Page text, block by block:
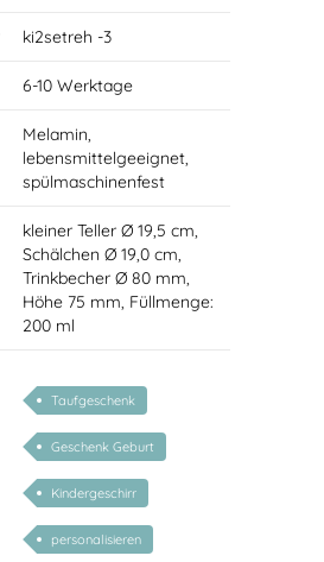
ki2setreh -3
6-10 Werktage
Melamin,
lebensmittelgeeignet,
spülmaschinenfest
kleiner Teller Ø 19,5 cm,
Schälchen Ø 19,0 cm,
Trinkbecher Ø 80 mm,
Höhe 75 mm, Füllmenge:
200 ml
Taufgeschenk
Geschenk Geburt
Kindergeschirr
personalisieren